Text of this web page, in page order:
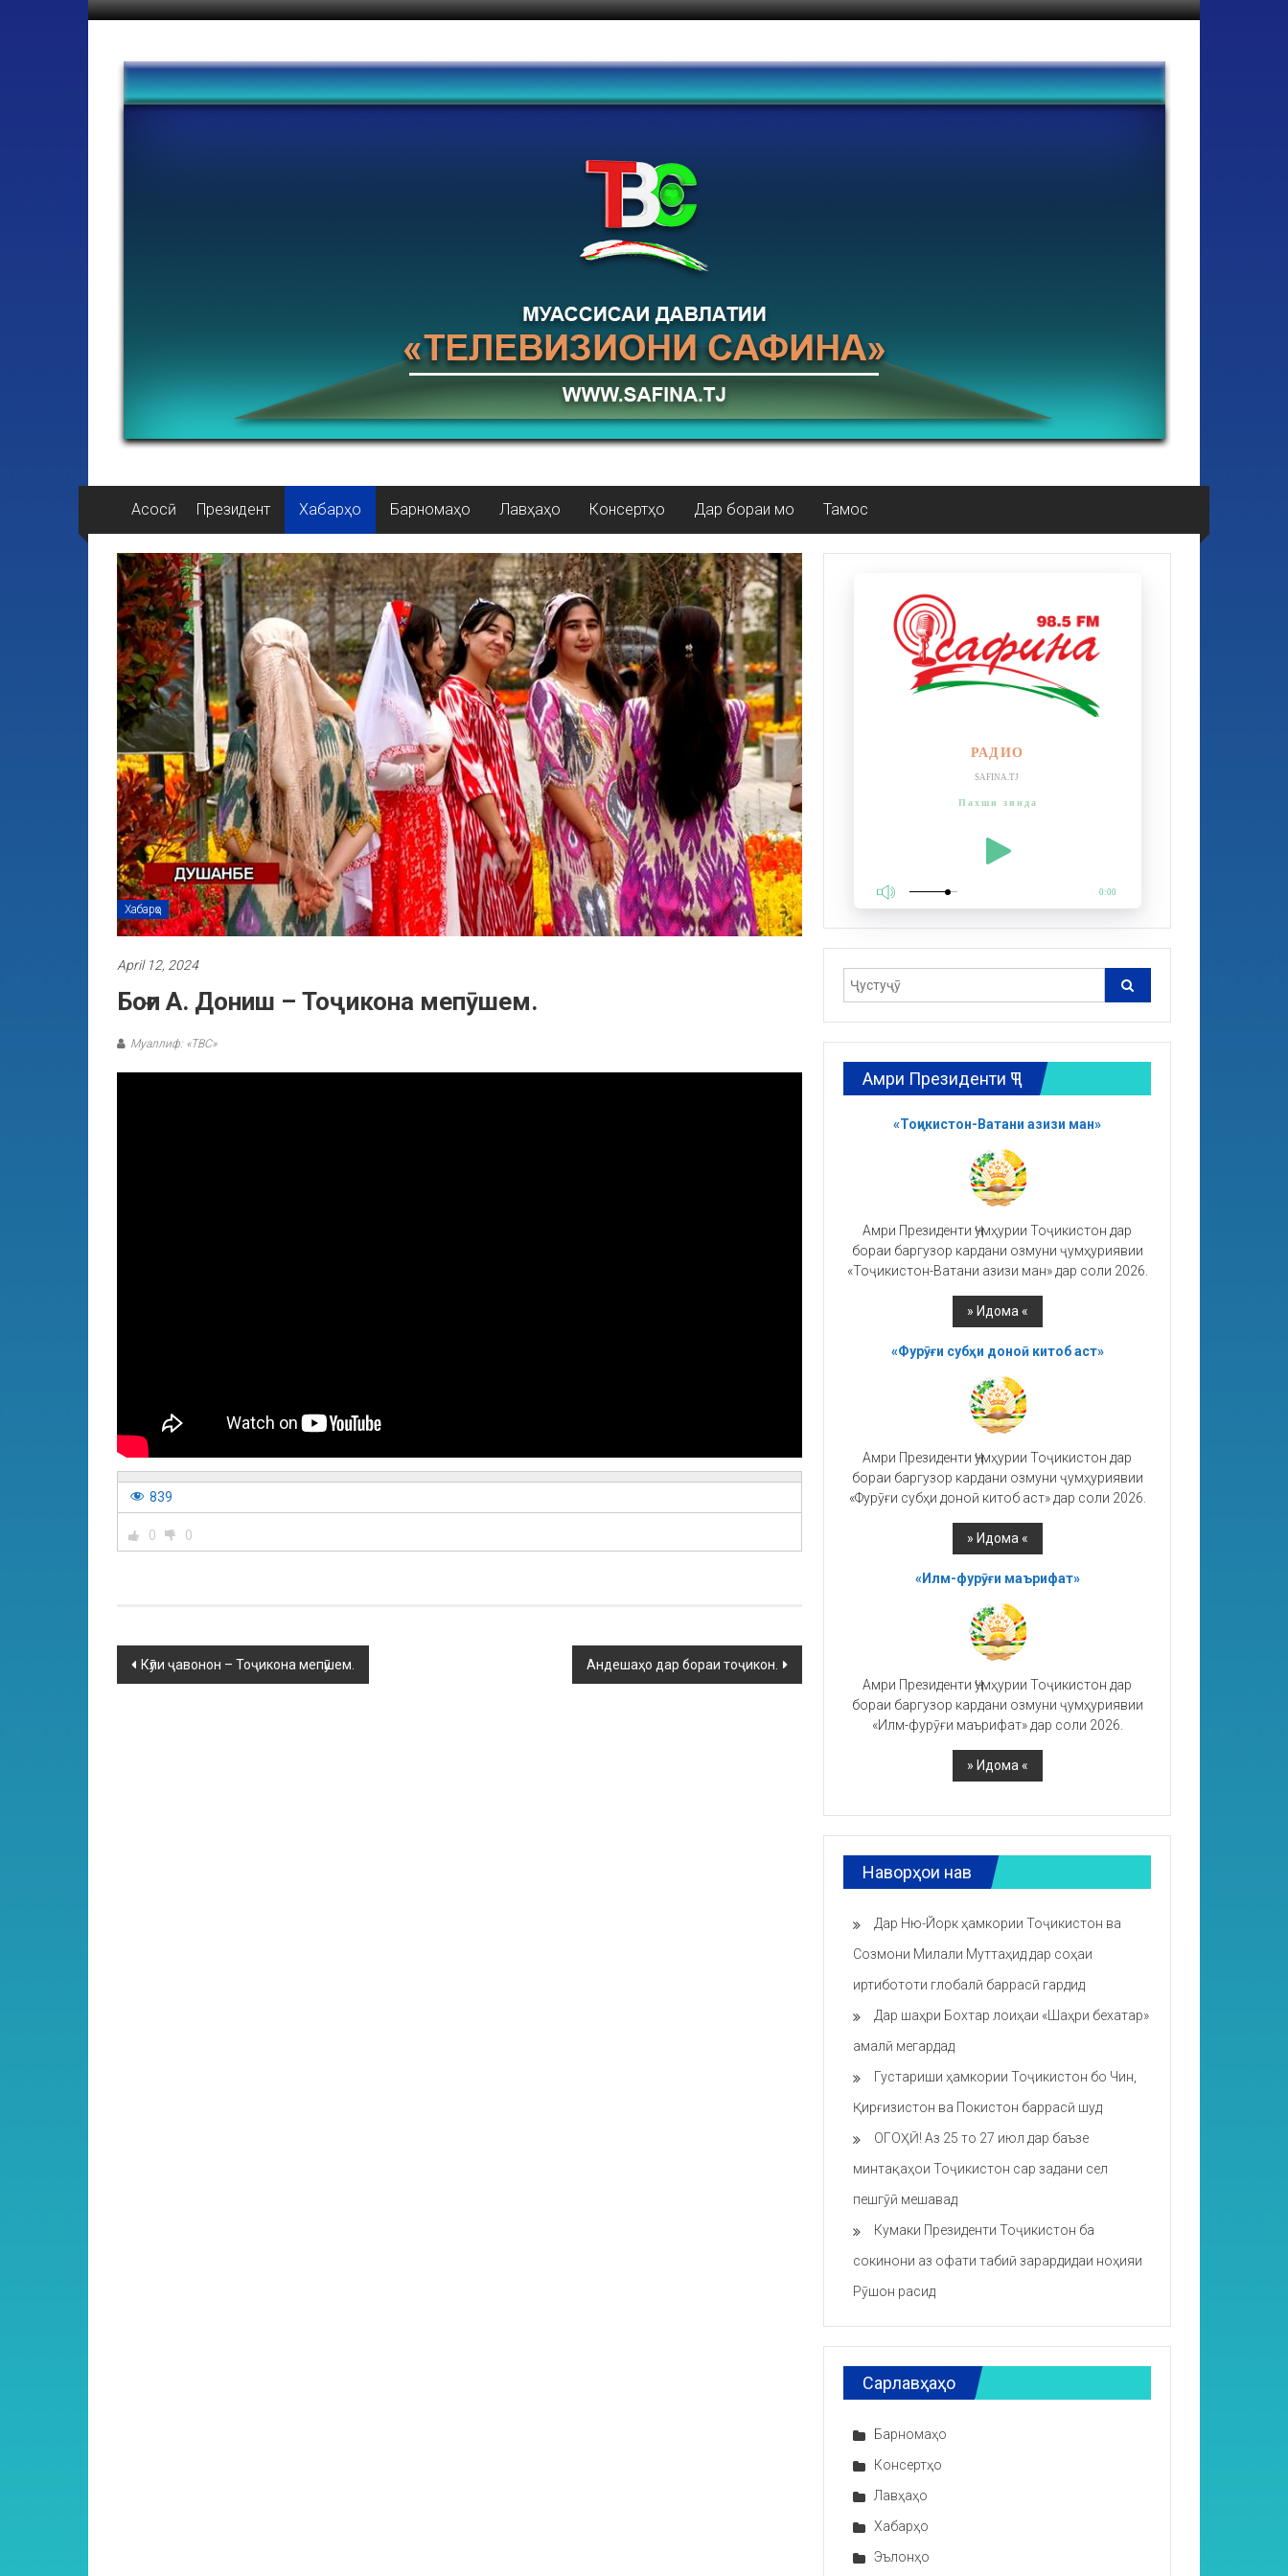
Асосӣ Президент Хабарҳо Барномаҳо Лавҳаҳо Консертҳо Дар бораи мо Тамос
Хабарҳо
April 12, 2024
Боғи А. Дониш – Тоҷикона мепӯшем.
Муаллиф: «ТВС»
839
0 0
Кӯли ҷавонон – Тоҷикона мепӯшем. Андешаҳо дар бораи тоҷикон.
РАДИО
SAFINA.TJ
Пахши зинда
0:00
Амри Президенти ҶТ
«Тоҷикистон-Ватани азизи ман»
Амри Президенти Ҷумҳурии Тоҷикистон дар
бораи баргузор кардани озмуни ҷумҳуриявии
«Тоҷикистон-Ватани азизи ман» дар соли 2026.
«Фурӯғи субҳи доноӣ китоб аст»
Амри Президенти Ҷумҳурии Тоҷикистон дар
бораи баргузор кардани озмуни ҷумҳуриявии
«Фурӯғи субҳи доноӣ китоб аст» дар соли 2026.
«Илм-фурӯғи маърифат»
Амри Президенти Ҷумҳурии Тоҷикистон дар
бораи баргузор кардани озмуни ҷумҳуриявии
«Илм-фурӯғи маърифат» дар соли 2026.
Наворҳои нав
Дар Ню-Йорк ҳамкории Тоҷикистон ва
Созмони Милали Муттаҳид дар соҳаи
иртибототи глобалӣ баррасӣ гардид
Дар шаҳри Бохтар лоиҳаи «Шаҳри бехатар»
амалӣ мегардад
Густариши ҳамкории Тоҷикистон бо Чин,
Қирғизистон ва Покистон баррасӣ шуд
ОГОҲӢ! Аз 25 то 27 июл дар баъзе
минтақаҳои Тоҷикистон сар задани сел
пешгӯӣ мешавад
Кумаки Президенти Тоҷикистон ба
сокинони аз офати табиӣ зарардидаи ноҳияи
Рӯшон расид
Сарлавҳаҳо
Барномаҳо
Консертҳо
Лавҳаҳо
Хабарҳо
Эълонҳо